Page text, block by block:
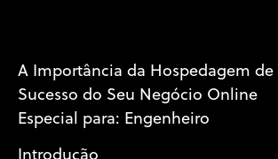
A Importância da Hospedagem de
Sucesso do Seu Negócio Online
Especial para: Engenheiro